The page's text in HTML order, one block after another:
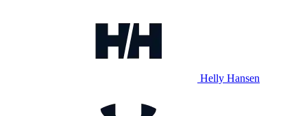
Helly Hansen